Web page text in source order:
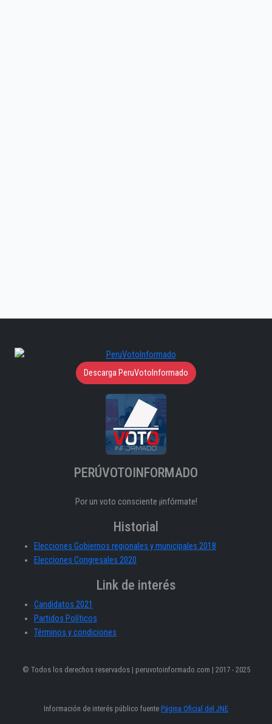
Descarga PeruVotoInformado
PERÚVOTOINFORMADO
Por un voto consciente ¡infórmate!
Historial
Elecciones Gobiernos regionales y municipales 2018
Elecciones Congresales 2020
Link de interés
Candidatos 2021
Partidos Políticos
Términos y condiciones
© Todos los derechos reservados | peruvotoinformado.com | 2017 - 2025
Información de interés público fuente Página Oficial del JNE